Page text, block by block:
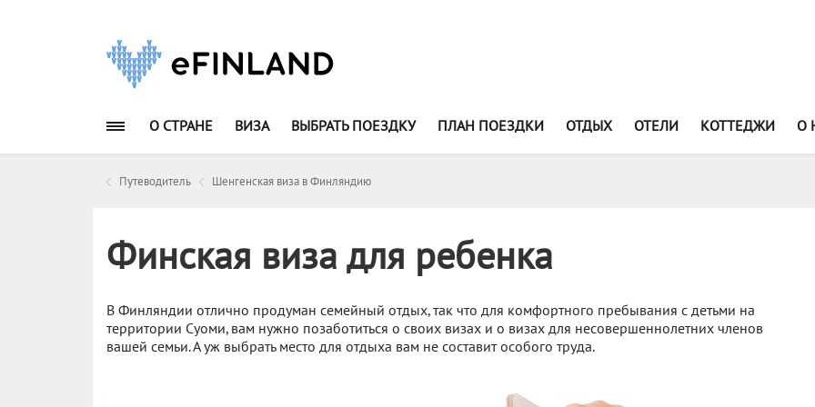
О СТРАНЕ ВИЗА ВЫБРАТЬ ПОЕЗДКУ ПЛАН ПОЕЗДКИ ОТДЫХ ОТЕЛИ КОТТЕДЖИ О
Путеводитель Шенгенская виза в Финляндию
Финская виза для ребенка
В Финляндии отлично продуман семейный отдых, так что для комфортного пребывания с детьми на
территории Суоми, вам нужно позаботиться о своих визах и о визах для несовершеннолетних членов
вашей семьи. А уж выбрать место для отдыха вам не составит особого труда.